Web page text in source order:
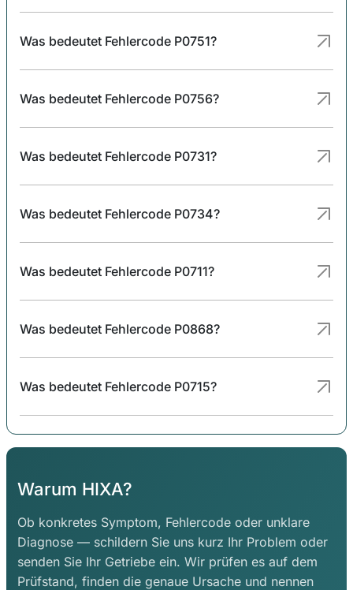
Was bedeutet Fehlercode P0751?
Was bedeutet Fehlercode P0756?
Was bedeutet Fehlercode P0731?
Was bedeutet Fehlercode P0734?
Was bedeutet Fehlercode P0711?
Was bedeutet Fehlercode P0868?
Was bedeutet Fehlercode P0715?
Warum HIXA?
Ob konkretes Symptom, Fehlercode oder unklare
Diagnose — schildern Sie uns kurz Ihr Problem oder
senden Sie Ihr Getriebe ein. Wir prüfen es auf dem
Prüfstand, finden die genaue Ursache und nennen